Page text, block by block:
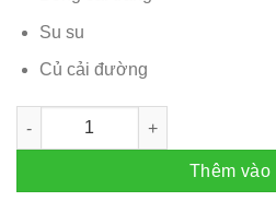
Su su
Củ cải đường
Combo CỒI SÒ ĐIỆP - Q4 số lượng
Thêm vào